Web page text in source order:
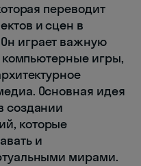
переводит
и сцен в
играет важную
компьютерные игры,
Основная идея
создании
которые
и
мирами.